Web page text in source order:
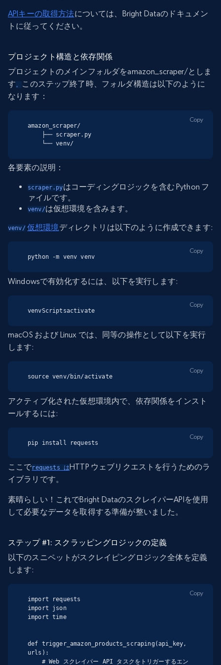
APIキーの取得方法については、Bright Dataのドキュメン
トに従ってください。
プロジェクト構造と依存関係
プロジェクトのメインフォルダをamazon_scraper/としま
す。
このステップ終了時、フォルダ構造は以下のように
なります：
amazon_scraper/
    └── venv/
Copy
各要素の説明：
scraper.pyはコーディングロジックを含む Python フ
ァイルです。
venv/は仮想環境を含みます。
venv/ 仮想環境ディレクトリは以下のように作成できます:
python -m venv venv
Copy
Windowsで有効化するには、以下を実行します:
venvScriptsactivate
Copy
macOS および Linux では、同等の操作として以下を実行
します:
source venv/bin/activate
Copy
アクティブ化された仮想環境内で、依存関係をインスト
ールするには:
pip install requests
Copy
ここでrequests は HTTP ウェブリクエストを行うためのラ
イブラリです。
素晴らしい！これでBright DataのスクレイパーAPIを使用
して必要なデータを取得する準備が整いました。
ステップ #1: スクラッピングロジックの定義
以下のスニペットがスクレイピングロジック全体を定義
します:
import requests
import json
import time
def trigger_amazon_products_scraping(api_key,
urls):
Copy